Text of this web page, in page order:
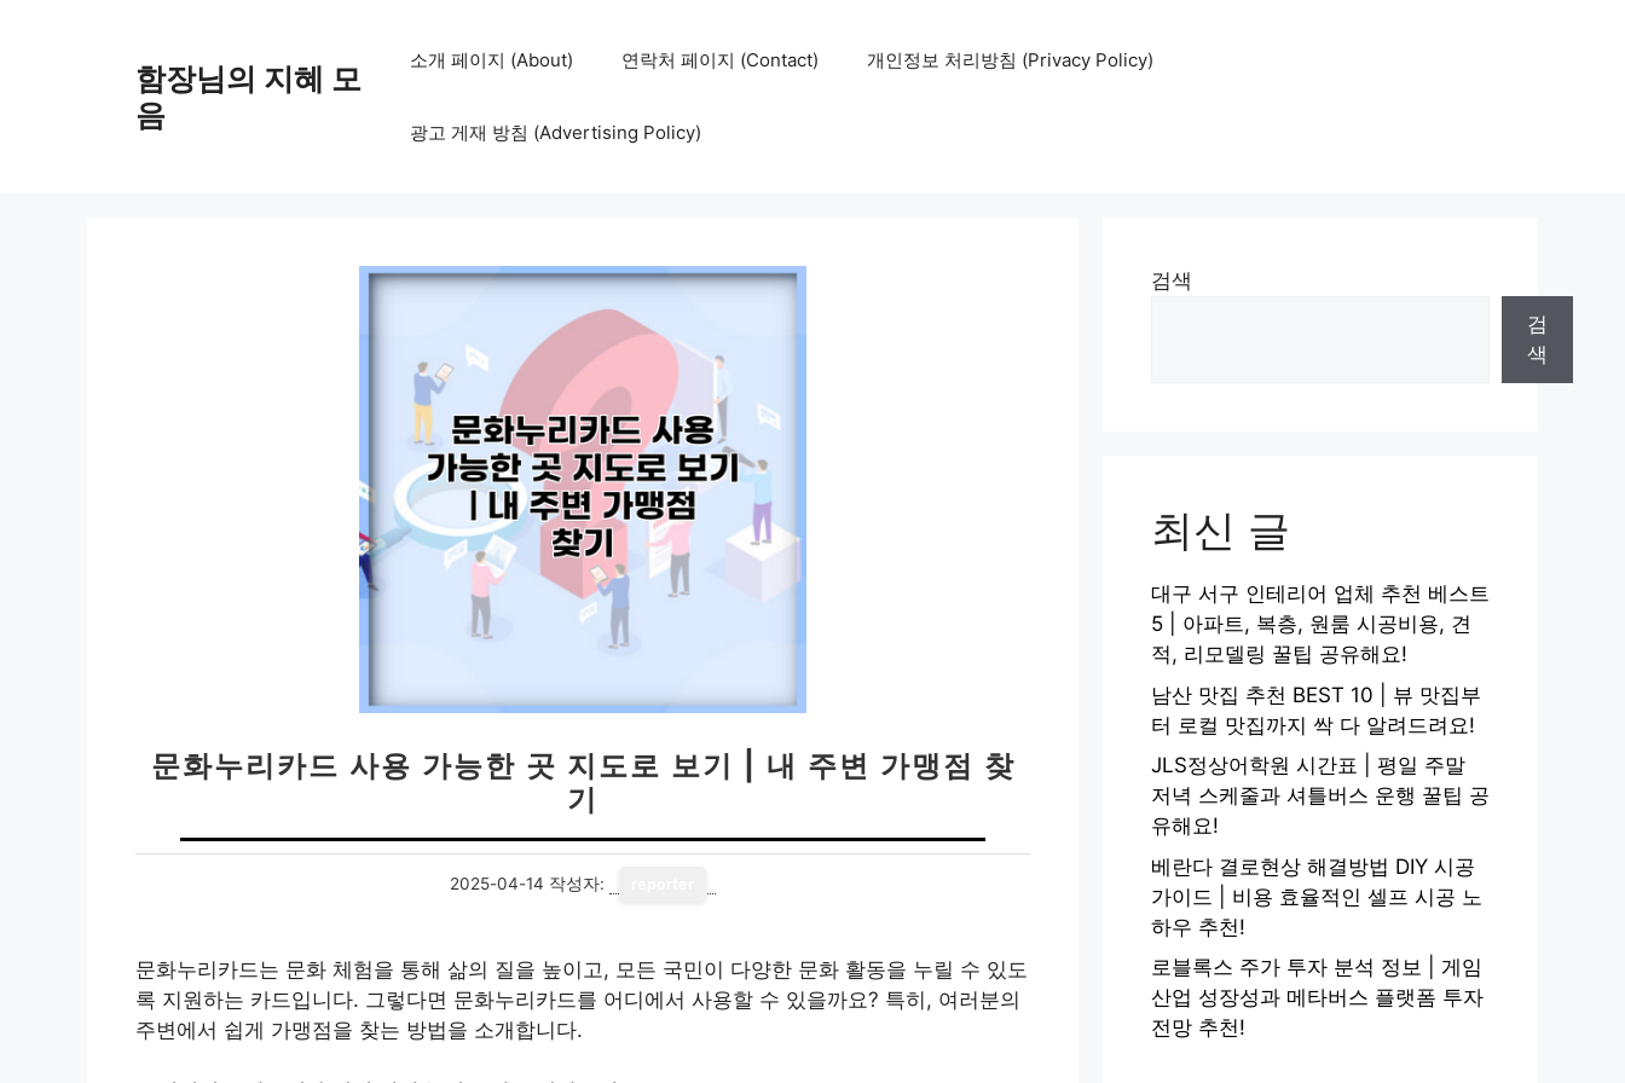
함장님의 지혜 모
음
소개 페이지 (About) 연락처 페이지 (Contact) 개인정보 처리방침 (Privacy Policy)
광고 게재 방침 (Advertising Policy)
문화누리카드 사용 가능한 곳 지도로 보기 | 내 주변 가맹점 찾
기
2025-04-14 작성자:
문화누리카드는 문화 체험을 통해 삶의 질을 높이고, 모든 국민이 다양한 문화 활동을 누릴 수 있도
록 지원하는 카드입니다. 그렇다면 문화누리카드를 어디에서 사용할 수 있을까요? 특히, 여러분의
주변에서 쉽게 가맹점을 찾는 방법을 소개합니다.
검색
검
색
최신 글
대구 서구 인테리어 업체 추천 베스트
5 | 아파트, 복층, 원룸 시공비용, 견
적, 리모델링 꿀팁 공유해요!
남산 맛집 추천 BEST 10 | 뷰 맛집부
터 로컬 맛집까지 싹 다 알려드려요!
JLS정상어학원 시간표 | 평일 주말
저녁 스케줄과 셔틀버스 운행 꿀팁 공
유해요!
베란다 결로현상 해결방법 DIY 시공
가이드 | 비용 효율적인 셀프 시공 노
하우 추천!
로블록스 주가 투자 분석 정보 | 게임
산업 성장성과 메타버스 플랫폼 투자
전망 추천!